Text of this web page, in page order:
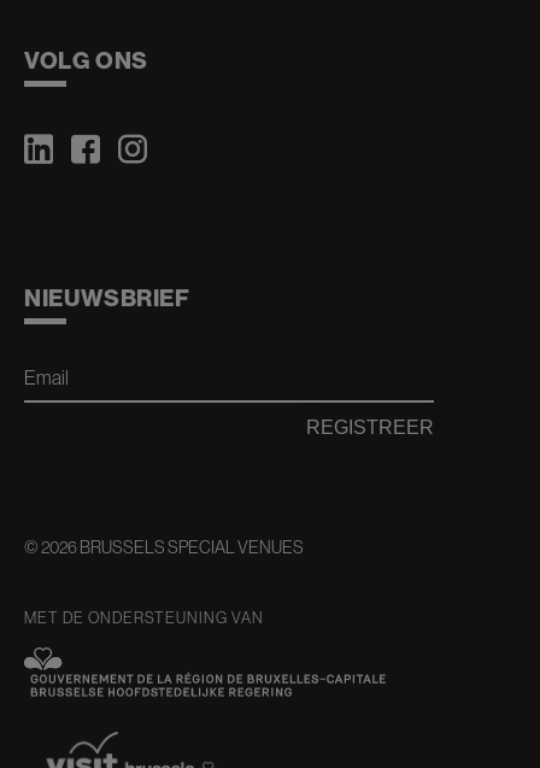
VOLG ONS
NIEUWSBRIEF
Email
REGISTREER
© 2026 BRUSSELS SPECIAL VENUES
MET DE ONDERSTEUNING VAN